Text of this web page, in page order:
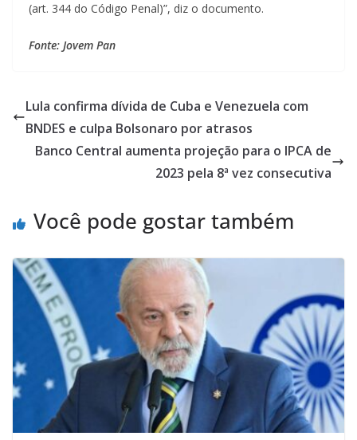
(art. 344 do Código Penal)”, diz o documento.
Fonte: Jovem Pan
Lula confirma dívida de Cuba e Venezuela com
BNDES e culpa Bolsonaro por atrasos
Banco Central aumenta projeção para o IPCA de
2023 pela 8ª vez consecutiva
Você pode gostar também